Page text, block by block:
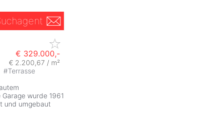
€ 329.000,-
€ 2.200,67 / m²
#Terrasse
wurde 1961
und umgebaut